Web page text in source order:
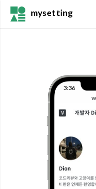
mysetting
3:36